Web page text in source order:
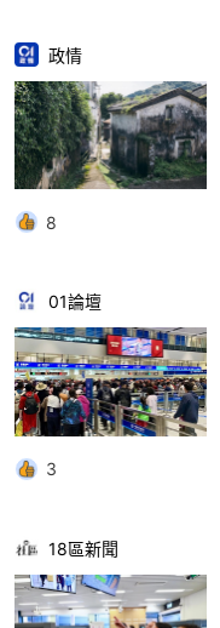
政情
8
01論壇
3
18區新聞